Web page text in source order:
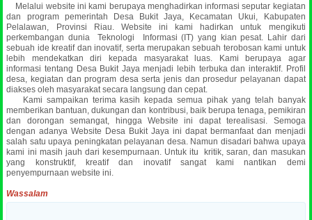
Melalui website ini kami berupaya menghadirkan informasi seputar kegiatan
dan program pemerintah Desa Bukit Jaya, Kecamatan Ukui, Kabupaten
Pelalawan, Provinsi Riau. Website ini kami hadirkan untuk mengikuti
perkembangan dunia Teknologi Informasi (IT) yang kian pesat. Lahir dari
sebuah ide kreatif dan inovatif, serta merupakan sebuah terobosan kami untuk
lebih mendekatkan diri kepada masyarakat luas.
Kami berupaya agar
informasi tentang Desa Bukit Jaya menjadi lebih terbuka dan interaktif. Profil
desa, kegiatan dan program desa serta jenis dan prosedur pelayanan dapat
diakses oleh masyarakat secara langsung dan cepat.
Kami sampaikan terima kasih kepada semua pihak yang telah banyak
memberikan bantuan, dukungan dan kontribusi, baik berupa tenaga, pemikiran
dan dorongan semangat, hingga Website ini dapat terealisasi. Semoga
dengan adanya Website Desa Bukit Jaya ini dapat bermanfaat dan menjadi
salah satu upaya peningkatan pelayanan desa. Namun disadari bahwa upaya
kami ini masih jauh dari kesempurnaan. Untuk itu kritik, saran, dan masukan
yang konstruktif, kreatif dan inovatif sangat kami nantikan demi
penyempurnaan website ini.
Wassalam